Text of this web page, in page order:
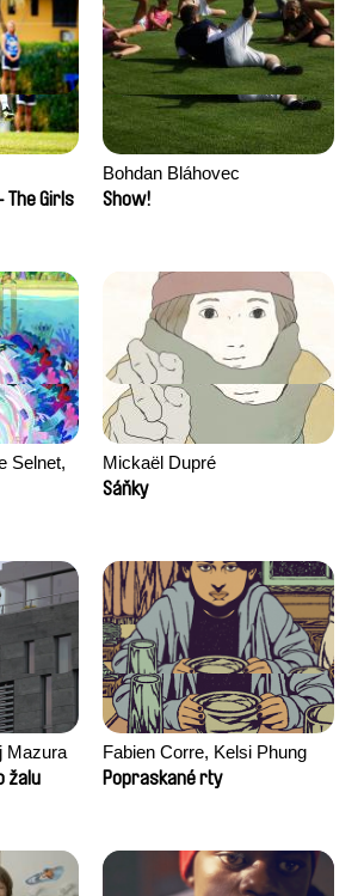
The Girls
Bohdan Bláhovec
Show!
Selnet,
Mickaël Dupré
Sáňky
Mazura
žalu
Fabien Corre, Kelsi Phung
Popraskané rty